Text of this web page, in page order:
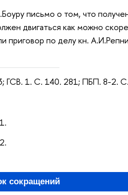
письмо о том, что
двигаться как можно
приговор по делу кн.
ГСВ. 1. С. 140. 281; ПБП. 8-2.
сокращений